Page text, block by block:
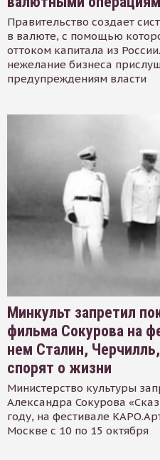
Правительство создает
в валюте, с помощью
оттоком капитала из
нежелание бизнеса
предупреждениям власти
Минкульт запретил
фильма Сокурова на
нем Сталин,
спорят о жизни
Министерство культуры
Александра Сокурова
году, на фестивале
Москве с 10 по 15 октября